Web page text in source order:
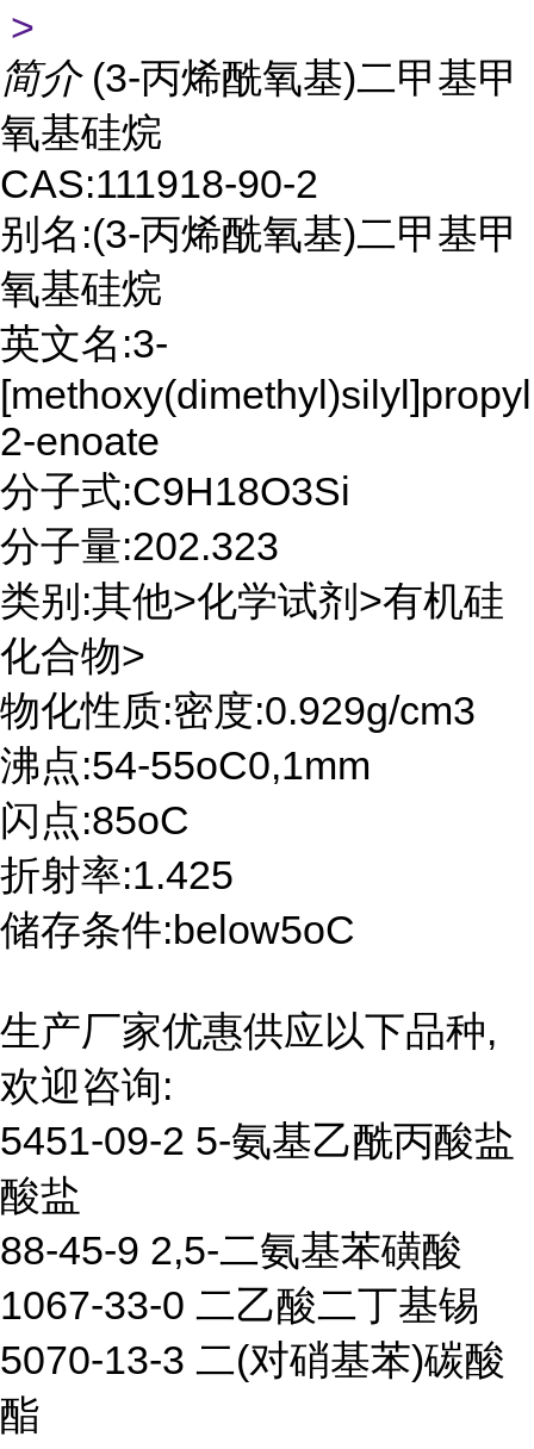
>
简介 (3-丙烯酰氧基)二甲基甲
氧基硅烷
CAS:111918-90-2
别名:(3-丙烯酰氧基)二甲基甲
氧基硅烷
英文名:3-
2-enoate
分子式:C9H18O3Si
分子量:202.323
类别:其他>化学试剂>有机硅
化合物>
物化性质:密度:0.929g/cm3
沸点:54-55oC0,1mm
闪点:85oC
折射率:1.425
储存条件:below5oC
生产厂家优惠供应以下品种,
欢迎咨询:
5451-09-2 5-氨基乙酰丙酸盐
酸盐
88-45-9 2,5-二氨基苯磺酸
1067-33-0 二乙酸二丁基锡
5070-13-3 二(对硝基苯)碳酸
酯